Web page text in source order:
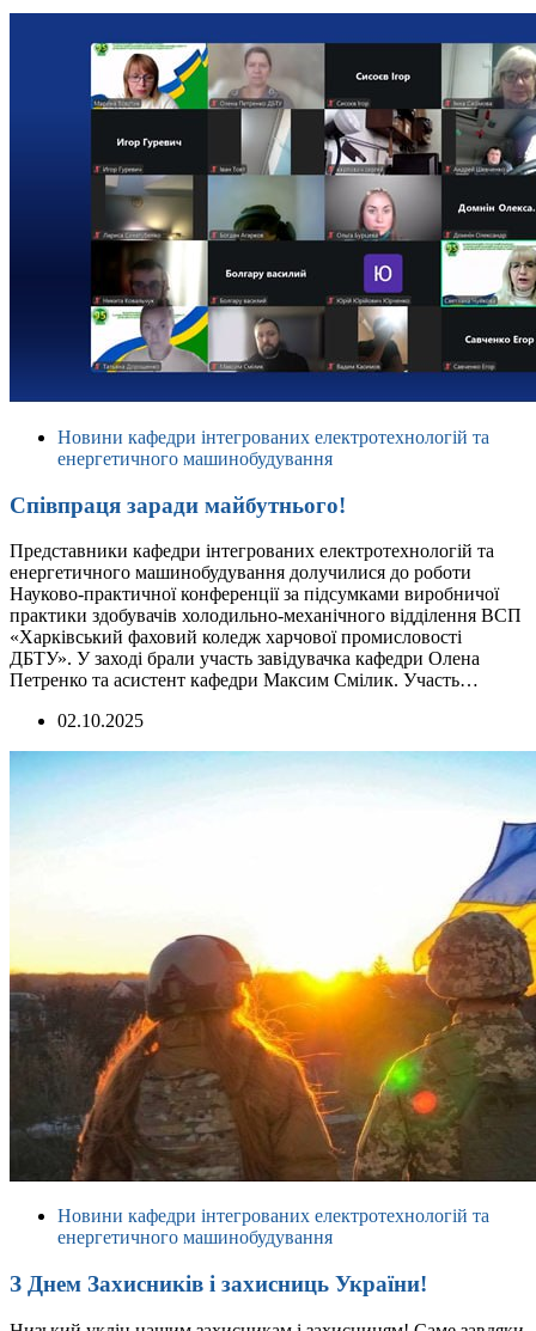
Новини кафедри інтегрованих електротехнологій та
енергетичного машинобудування
Співпраця заради майбутнього!
Представники кафедри інтегрованих електротехнологій та
енергетичного машинобудування долучилися до роботи
Науково-практичної конференції за підсумками виробничої
практики здобувачів холодильно-механічного відділення ВСП
«Харківський фаховий коледж харчової промисловості
ДБТУ». У заході брали участь завідувачка кафедри Олена
Петренко та асистент кафедри Максим Смілик. Участь…
02.10.2025
Новини кафедри інтегрованих електротехнологій та
енергетичного машинобудування
З Днем Захисників і захисниць України!